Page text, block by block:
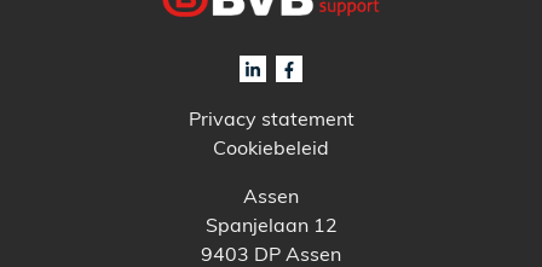
Privacy statement
Cookiebeleid
Assen
Spanjelaan 12
9403 DP Assen